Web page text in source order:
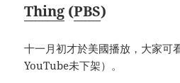
Thing (PBS)
十一月初才於美國播放，大家可
YouTube未下架）。